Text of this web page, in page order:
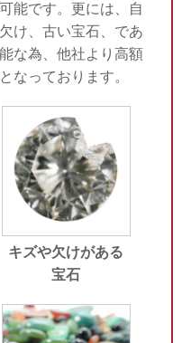
能です。更には、自
け、古い宝石、であ
な為、他社より高額
なっております。
キズや欠けがある
宝石